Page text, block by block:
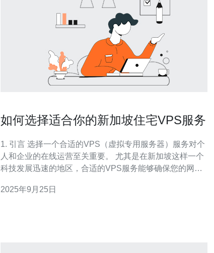
如何选择适合你的新加坡住宅VPS服务
1. 引言 选择一个合适的VPS（虚拟专用服务器）服务对个
人和企业的在线运营至关重要。 尤其是在新加坡这样一个
科技发展迅速的地区，合适的VPS服务能够确保您的网站
坡住宅VPS服务，从技术配置到实际案例分析，帮助您做
2025年9月25日